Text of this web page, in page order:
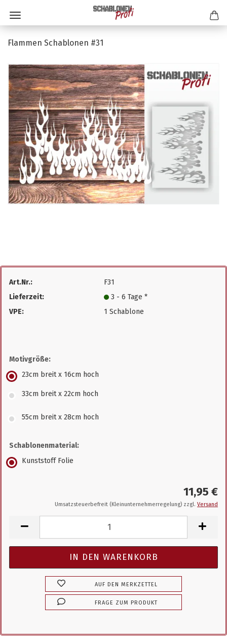
Flammen Schablonen #31
Art.Nr.:
F31
Lieferzeit:
3 - 6 Tage *
VPE:
1 Schablone
Motivgröße:
23cm breit x 16cm hoch
33cm breit x 22cm hoch
55cm breit x 28cm hoch
Schablonenmaterial:
Kunststoff Folie
11,95 €
Umsatzsteuerbefreit (Kleinunternehmerregelung) zzgl. Versand
AUF DEN MERKZETTEL
FRAGE ZUM PRODUKT